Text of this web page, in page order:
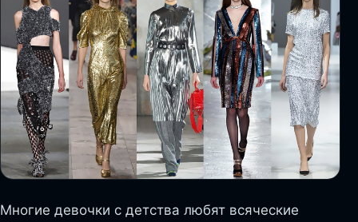
Многие девочки с детства любят всяческие